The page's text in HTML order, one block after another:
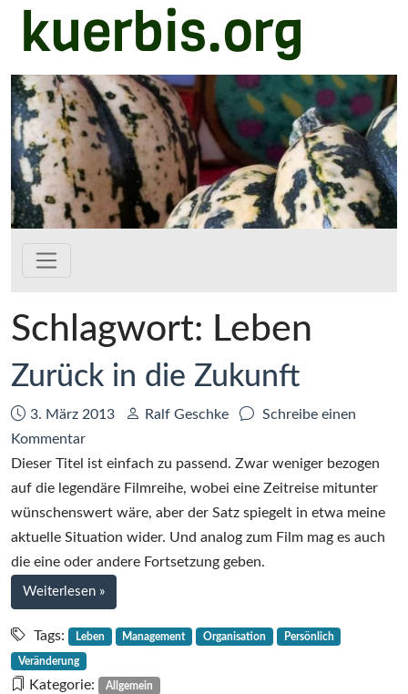
Zum Hauptinhalt springen
kuerbis.org
Schlagwort: Leben
Zurück in die Zukunft
Datum:
3. März 2013 Autor:
Ralf Geschke
Schreibe einen
Kommentarzu
Zurück
in
die
Zukunft
Dieser Titel ist einfach zu passend. Zwar weniger bezogen
auf die legendäre Filmreihe, wobei eine Zeitreise mitunter
wünschenswert wäre, aber der Satz spiegelt in etwa meine
aktuelle Situation wider. Und analog zum Film mag es auch
die eine oder andere Fortsetzung geben.
Weiterlesen bei
Zurück
in
Zukunft
»
Tags: Leben Management Organisation Persönlich
Veränderung
Kategorie: Allgemein